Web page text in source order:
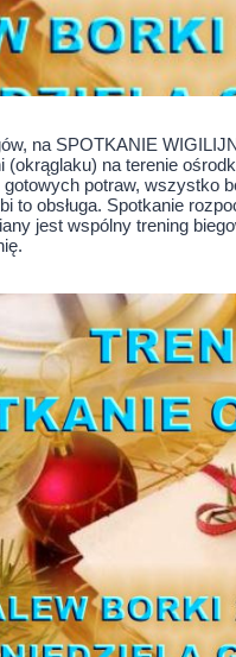
na SPOTKANIE
(okrąglaku) na terenie
potraw, wszystko
to obsługa. Spotkanie
jest wspólny trening